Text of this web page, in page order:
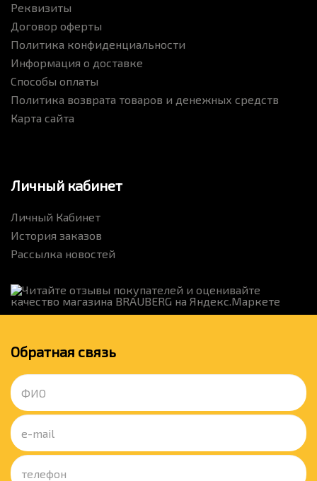
Реквизиты
Договор оферты
Политика конфиденциальности
Информация о доставке
Способы оплаты
Политика возврата товаров и денежных средств
Карта сайта
Личный кабинет
Личный Кабинет
История заказов
Рассылка новостей
Обратная связь